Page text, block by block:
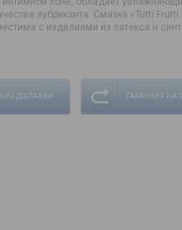
лубриканта. Смазка «Tutti Frutti
с изделиями из латекса и
ДОСТАВКИ ГАРАНТИЯ НА